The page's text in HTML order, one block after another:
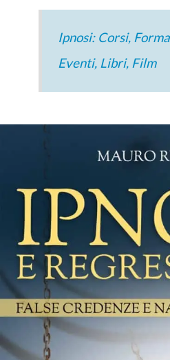
Ipnosi: Corsi,
Eventi, Libri, Film